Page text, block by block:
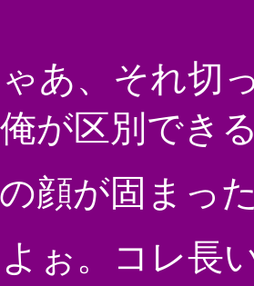
ゃあ、それ切
が区別でき
顔が固まっ
よぉ。コレ長